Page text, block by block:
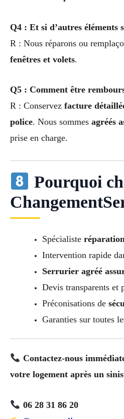
Q4 : Et si d’autres éléments
R : Nous réparons ou
fenêtres et volets.
Q5 : Comment être
R : Conservez facture
police. Nous sommes agréés
prise en charge.
Pourquoi
Spécialiste
Intervention rapide
Serrurier agréé
Devis transparents et
Préconisations de
Garanties sur toutes
Contactez-nous
votre logement après un
06 28 31 86 20